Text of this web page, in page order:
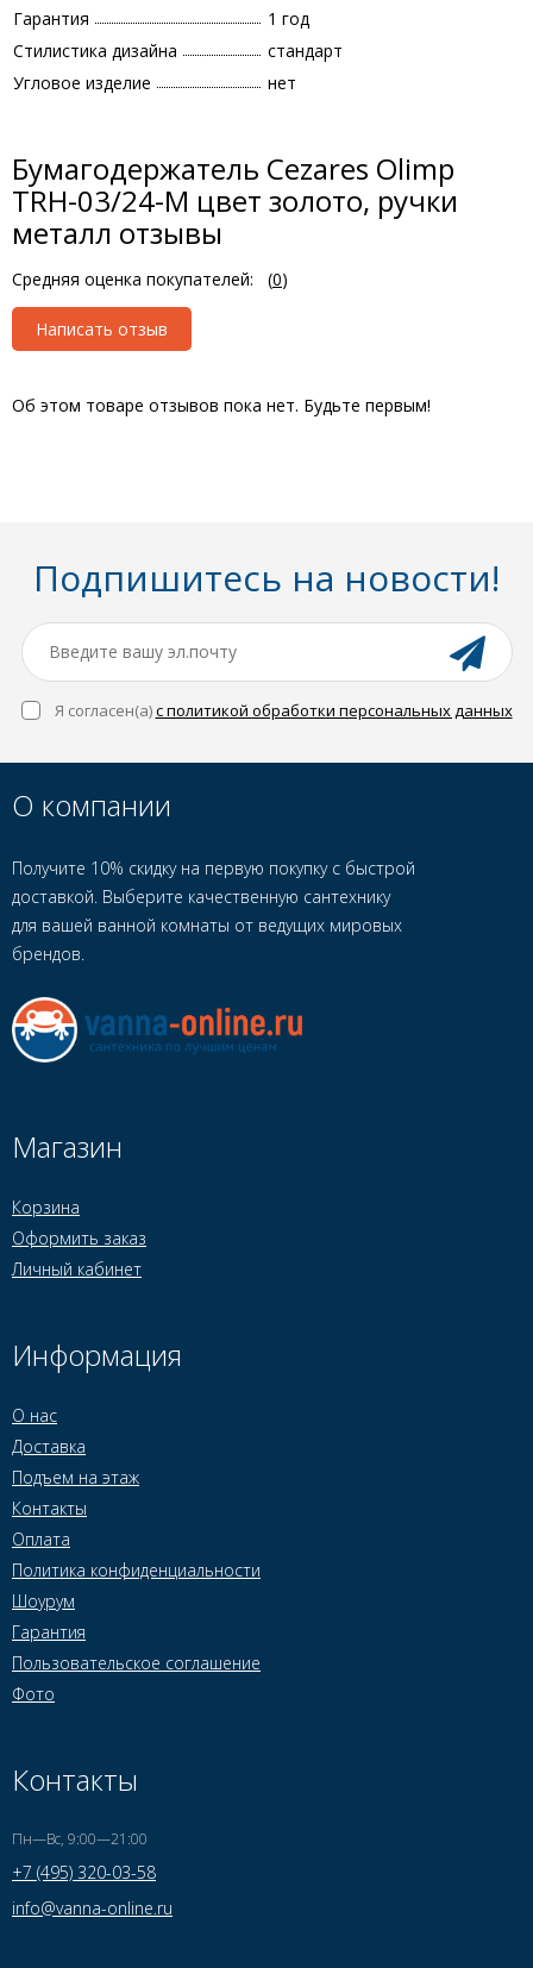
Гарантия
1 год
Стилистика дизайна
стандарт
Угловое изделие
нет
Бумагодержатель Cezares Olimp
TRH-03/24-M цвет золото, ручки
металл отзывы
Средняя оценка покупателей: (0)
Написать отзыв
Об этом товаре отзывов пока нет. Будьте первым!
Подпишитесь на новости!
Я согласен(a)с политикой обработки персональных данных
О компании
Получите 10% скидку на первую покупку с быстрой
доставкой. Выберите качественную сантехнику
для вашей ванной комнаты от ведущих мировых
брендов.
Магазин
Корзина
Оформить заказ
Личный кабинет
Информация
О нас
Доставка
Подъем на этаж
Контакты
Оплата
Политика конфиденциальности
Шоурум
Гарантия
Пользовательское соглашение
Фото
Контакты
Пн—Вс, 9:00—21:00
+7 (495) 320-03-58
info@vanna-online.ru